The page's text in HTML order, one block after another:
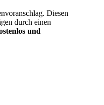
Diesen
durch einen
und